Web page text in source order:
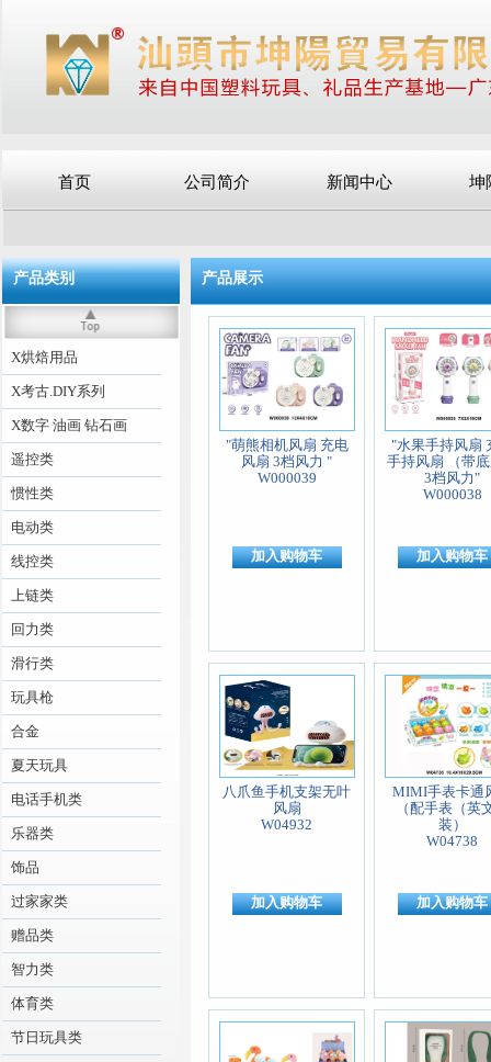
首页 公司简介 新闻中心 坤
产品类别
X烘焙用品
X考古.DIY系列
X数字 油画 钻石画
遥控类
惯性类
电动类
线控类
上链类
回力类
滑行类
玩具枪
合金
夏天玩具
电话手机类
乐器类
饰品
过家家类
赠品类
智力类
体育类
节日玩具类
产品展示
"萌熊相机风扇 充电
风扇 3档风力 "
W000039
加入购物车
"水果手持风扇
手持风扇 （带
3档风力"
W000038
加入购物车
八爪鱼手机支架无叶
风扇
W04932
加入购物车
MIMI手表卡通
（配手表（英
装）
W04738
加入购物车